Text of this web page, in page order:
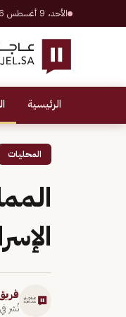
الأحد، 9 أغسطس 2026 · 26 صفر 1448 هـ
الرئيسية
المحليات
نُشر في